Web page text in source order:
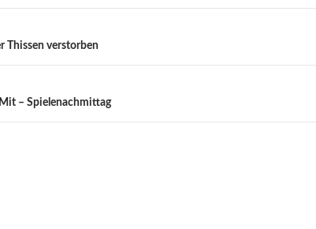
Thissen verstorben
– Spielenachmittag